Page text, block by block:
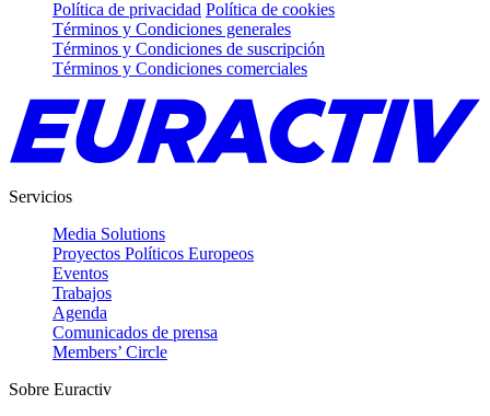
Política de privacidad Política de cookies
Términos y Condiciones generales
Términos y Condiciones de suscripción
Términos y Condiciones comerciales
Servicios
Media Solutions
Proyectos Políticos Europeos
Eventos
Trabajos
Agenda
Comunicados de prensa
Members’ Circle
Sobre Euractiv